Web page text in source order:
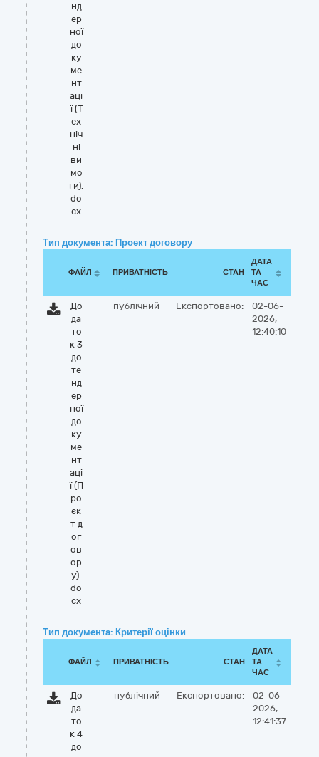
нд
ер
ної
до
ку
ме
нт
аці
ї (Т
ех
ніч
ні
ви
мо
ги).
do
cx
Тип документа: Проект договору
ФАЙЛ ПРИВАТНІСТЬ СТАН
ДАТА
ТА
ЧАС
До
да
то
к 3
до
те
нд
ер
ної
до
ку
ме
нт
аці
ї (П
ро
єк
т д
ог
ов
ор
у).
do
cx
публічний Експортовано:
02-06-
2026,
12:40:10
Тип документа: Критерії оцінки
ФАЙЛ ПРИВАТНІСТЬ СТАН
ДАТА
ТА
ЧАС
До
да
то
к 4
до
публічний Експортовано:
02-06-
2026,
12:41:37